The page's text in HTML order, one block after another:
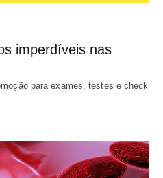
imperdíveis nas
para exames, testes e check